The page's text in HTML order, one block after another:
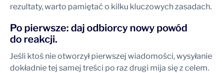
rezultaty, warto pamiętać o kilku kluczowych zasadach.
Po pierwsze: daj odbiorcy nowy powód
do reakcji.
Jeśli ktoś nie otworzył pierwszej wiadomości, wysyłanie
dokładnie tej samej treści po raz drugi mija się z celem.